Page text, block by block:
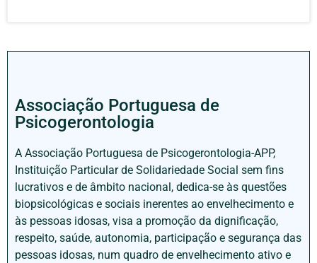
Associação Portuguesa de
Psicogerontologia
A Associação Portuguesa de Psicogerontologia-APP,
Instituição Particular de Solidariedade Social sem fins
lucrativos e de âmbito nacional, dedica-se às questões
biopsicológicas e sociais inerentes ao envelhecimento e
às pessoas idosas, visa a promoção da dignificação,
respeito, saúde, autonomia, participação e segurança das
pessoas idosas, num quadro de envelhecimento ativo e